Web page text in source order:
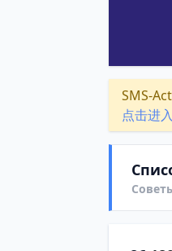
SMS-
点击进入